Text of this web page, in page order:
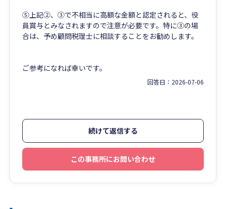
⑤上記②、③で不相当に高額な金額と認定されると、役
員賞与とみなされますので注意が必要です。特に③の場
合は、予め顧問税理士に相談することをお勧めします。
ご参考になれば幸いです。
回答日： 2026-07-06
続けて返信する
この事務所にお問い合わせ